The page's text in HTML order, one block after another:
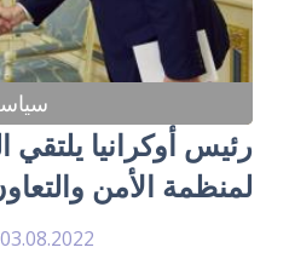
رئيس أوكرانيا يلتقي
لمنظمة الأمن
03.08.2022 - 10:52